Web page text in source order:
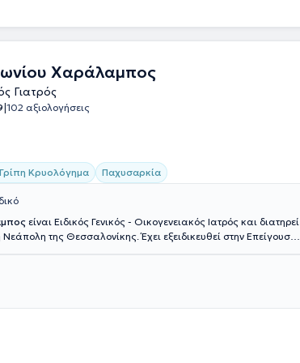
Χαράλαμπος
Γιατρός
|102 αξιολογήσεις
Κρυολόγημα Παχυσαρκία
είναι Ειδικός Γενικός - Οικογενειακός Ιατρός και διατηρεί
Νεάπολη της Θεσσαλονίκης. Έχει εξειδικευθεί στην Επείγουσα
με την αντιμετώπιση του σακχαρώδους διαβήτη, της
της αρτηριακής υπέρτασης, της οστεοπόρωσης,
(αναπνευστικού, ουροποιητικού, πεπτικού). Το
είναι πλήρως εξοπλισμένο με ωτοσκόπιο, καρδιογράφους,